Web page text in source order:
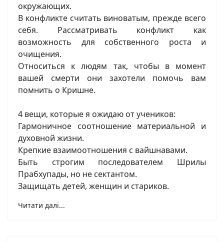
окружающих.
В конфликте считать виноватым, прежде всего
себя. Рассматривать конфликт как
возможность для собственного роста и
очищения.
Относиться к людям так, чтобы в момент
вашей смерти они захотели помочь вам
помнить о Кришне.
4 вещи, которые я ожидаю от учеников:
Гармоничное соотношение материальной и
духовной жизни.
Крепкие взаимоотношения с вайшнавами.
Быть строгим последователем Шрилы
Прабхупады, но не сектантом.
Защищать детей, женщин и стариков.
Читати далі...